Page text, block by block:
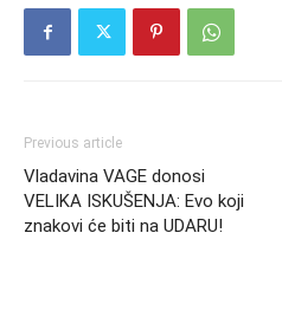
Previous article
Vladavina VAGE donosi
VELIKA ISKUŠENJA: Evo koji
znakovi će biti na UDARU!